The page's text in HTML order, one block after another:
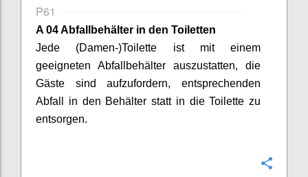
P61
A 04 Abfallbehälter in den Toiletten
Jede (Damen-)Toilette ist mit einem
geeigneten Abfallbehälter auszustatten, die
Gäste sind aufzufordern, entsprechenden
Abfall in den Behälter statt in die Toilette zu
entsorgen.